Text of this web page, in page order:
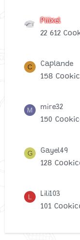
Piiixel
22 612
C Caplande
158
M mire32
150
G Gayel49
128
L Lili103
101